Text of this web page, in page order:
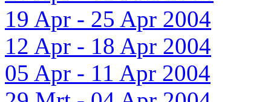
19 Apr - 25 Apr 2004
12 Apr - 18 Apr 2004
05 Apr - 11 Apr 2004